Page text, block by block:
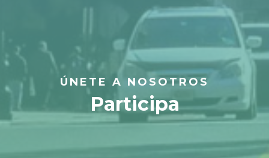
ÚNETE A NOSOTROS
Participa